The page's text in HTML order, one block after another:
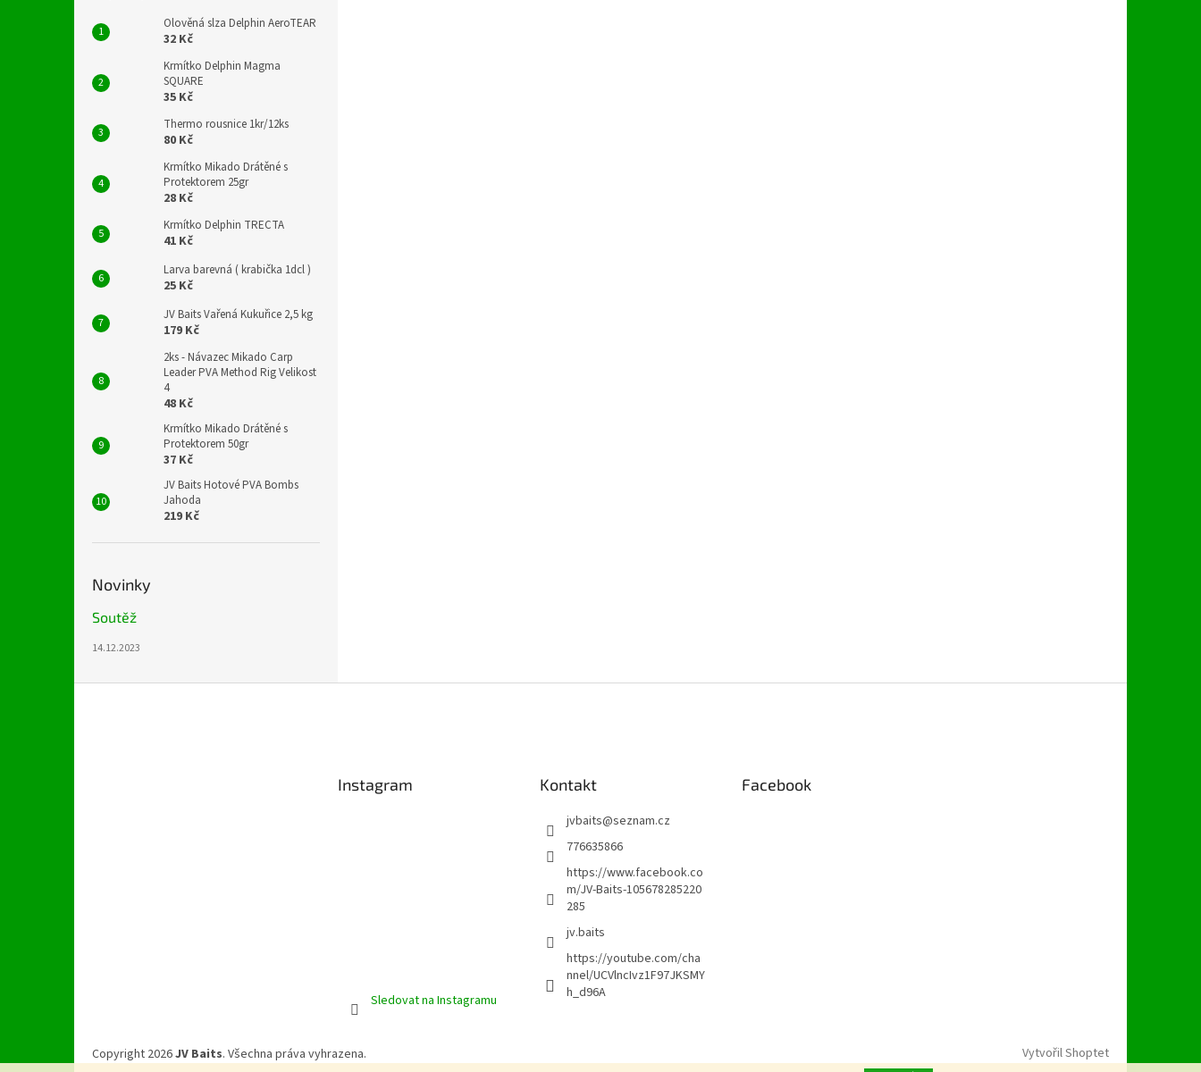
Olověná slza Delphin AeroTEAR
32 Kč
Krmítko Delphin Magma
SQUARE
35 Kč
Thermo rousnice 1kr/12ks
80 Kč
Krmítko Mikado Drátěné s
Protektorem 25gr
28 Kč
Krmítko Delphin TRECTA
41 Kč
Larva barevná ( krabička 1dcl )
25 Kč
JV Baits Vařená Kukuřice 2,5 kg
179 Kč
2ks - Návazec Mikado Carp
Leader PVA Method Rig Velikost
4
48 Kč
Krmítko Mikado Drátěné s
Protektorem 50gr
37 Kč
JV Baits Hotové PVA Bombs
Jahoda
219 Kč
Novinky
Soutěž
14.12.2023
Instagram
Sledovat na Instagramu
Kontakt
jvbaits@seznam.cz
776635866
https://www.facebook.co
m/JV-Baits-105678285220
285
jv.baits
https://youtube.com/cha
nnel/UCVlncIvz1F97JKSMY
h_d96A
Facebook
Vytvořil Shoptet
Copyright 2026JV Baits. Všechna práva vyhrazena.